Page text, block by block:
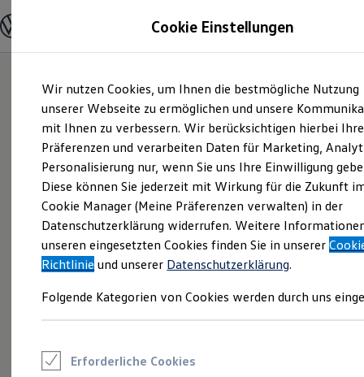
Hauptinhalt
springen
Footer
springen
Modelle und Konfigurator
Modelle vergleichen
Elektroautos
ENERGY Sondermodelle
Nutzfahrzeuge
SUV und CUV
Familienautos
Kombis
Kompaktwagen
Sportwagen
Schnell verfügbare Fahrzeuge
Angebote und Produkte
Aktuelle Angebote
E-Auto-Förderung
Volkswagen Marktplatz
Junge Gebrauchtwagen und Gebrauchtwagen
Saisonangebote
Cookie Einstellungen
Wir nutzen Cookies, um Ihnen die bestmögliche Nutzung
unserer Webseite zu ermöglichen und unsere
mit Ihnen zu verbessern. Wir berücksichtigen hierbei Ihre
Präferenzen und verarbeiten Daten für Marketing,
Personalisierung nur, wenn Sie uns Ihre Einwilligung
Diese können Sie jederzeit mit Wirkung für die Zukunft
Cookie Manager (Meine Präferenzen verwalten) in der
Datenschutzerklärung widerrufen. Weitere
unseren eingesetzten Cookies finden Sie in unserer
Richtlinie und unserer Datenschutzerklärung.
Folgende Kategorien von Cookies werden durch uns
Erforderliche Cookies